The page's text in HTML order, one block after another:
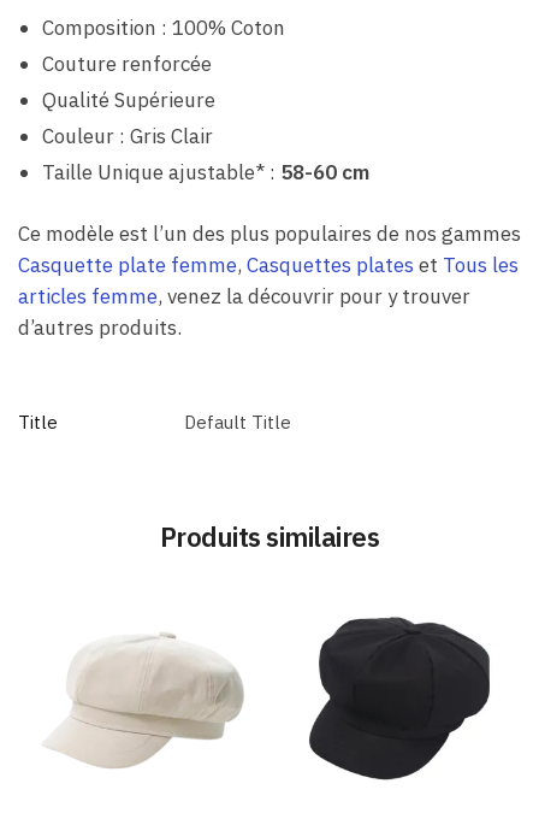
Composition : 100% Coton
Couture renforcée
Qualité Supérieure
Couleur : Gris Clair
Taille Unique ajustable* : 58-60 cm
Ce modèle est l’un des plus populaires de nos gammes
Casquette plate femme, Casquettes plates et Tous les
articles femme, venez la découvrir pour y trouver
d’autres produits.
Title Default Title
Produits similaires